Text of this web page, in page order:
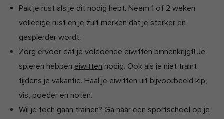
Pak je rust als je dit nodig hebt. Neem 1 of 2 weken
volledige rust en je zult merken dat je sterker en
gespierder wordt.
Zorg ervoor dat je voldoende eiwitten binnenkrijgt! Je
spieren hebben eiwitten nodig. Ook als je niet traint
tijdens je vakantie. Haal je eiwitten uit bijvoorbeeld kip,
vis, poeder en noten.
Wil je toch gaan trainen? Ga naar een sportschool op je